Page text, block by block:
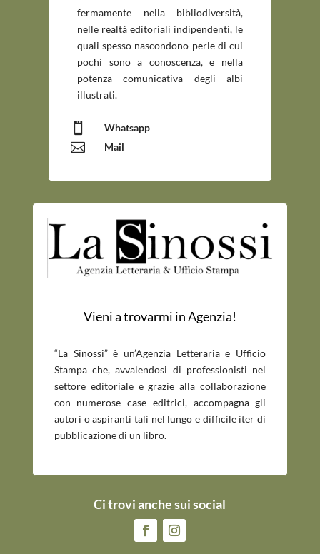
fermamente nella bibliodiversità,
nelle realtà editoriali indipendenti, le
quali spesso nascondono perle di cui
pochi sono a conoscenza, e nella
potenza comunicativa degli albi
illustrati.
 Whatsapp
 Mail
Vieni a trovarmi in Agenzia!
“La Sinossi” è un’Agenzia Letteraria e Ufficio
Stampa che, avvalendosi di professionisti nel
settore editoriale e grazie alla collaborazione
con numerose case editrici, accompagna gli
autori o aspiranti tali nel lungo e difficile iter di
pubblicazione di un libro.
Ci trovi anche sui social